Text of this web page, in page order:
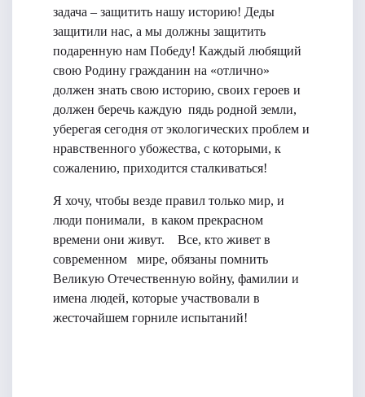
задача – защитить нашу историю! Деды
защитили нас, а мы должны защитить
подаренную нам Победу! Каждый любящий
свою Родину гражданин на «отлично»
должен знать свою историю, своих героев и
должен беречь каждую пядь родной земли,
уберегая сегодня от экологических проблем и
нравственного убожества, с которыми, к
сожалению, приходится сталкиваться!
Я хочу, чтобы везде правил только мир, и
люди понимали, в каком прекрасном
времени они живут. Все, кто живет в
современном мире, обязаны помнить
Великую Отечественную войну, фамилии и
имена людей, которые участвовали в
жесточайшем горниле испытаний!